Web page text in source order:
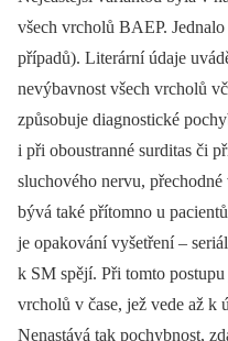
všech vrcholů BAEP.
případů). Literární údaje
nevýbavnost všech vrcholů
způsobuje dia­gnostické
i při oboustranné surditas či
sluchového nervu,
bývá také přítomno u
je opakování vyšetření –⁠
k SM spějí. Při tomto
vrcholů v čase, jež vede až k
Nenastává tak pochybnost,